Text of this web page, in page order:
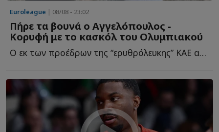
Euroleague | 08/08 - 23:02
Πήρε τα βουνά ο Αγγελόπουλος -
Κορυφή με το κασκόλ του Ολυμπιακού
Ο εκ των προέδρων της “ερυθρόλευκης” ΚΑΕ ανέβηκε σ...